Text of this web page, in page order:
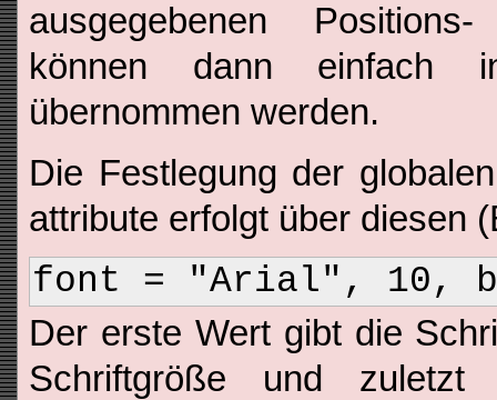
ausgegebenen
können dann einfach
übernommen werden.
Die Festlegung der
attribute erfolgt über diesen
font = "Arial", 10,
Der erste Wert gibt die
Schriftgröße und zuletzt